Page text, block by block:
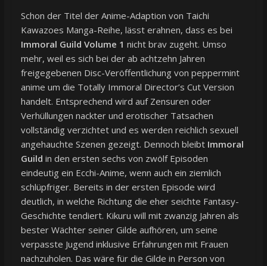
Schon der Titel der Anime-Adaption von Taichi
Kawazoes Manga-Reihe, lässt erahnen, dass es bei
Immoral Guild Volume 1 nicht brav zugeht. Umso
mehr, weil es sich bei der ab achtzehn Jahren
freigegebenen Disc-Veröffentlichung von peppermint
anime um die Totally Immoral Director’s Cut Version
handelt. Entsprechend wird auf Zensuren oder
Verhüllungen nackter und erotischer Tatsachen
vollständig verzichtet und es werden reichlich sexuell
angehauchte Szenen gezeigt. Dennoch bleibt Immoral
Guild in den ersten sechs von zwölf Episoden
eindeutig ein Ecchi-Anime, wenn auch ein ziemlich
schlüpfriger. Bereits in der ersten Episode wird
deutlich, in welche Richtung die eher seichte Fantasy-
Geschichte tendiert. Kikuru will mit zwanzig Jahren als
bester Wächter seiner Gilde aufhören, um seine
verpasste Jugend inklusive Erfahrungen mit Frauen
nachzuholen. Das wäre für die Gilde in Person von